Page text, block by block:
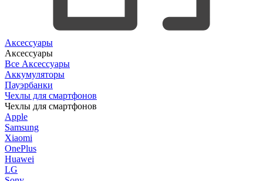
Аксессуары
Аксессуары
Все Аксессуары
Аккумуляторы
Пауэрбанки
Чехлы для смартфонов
Чехлы для смартфонов
Apple
Samsung
Xiaomi
OnePlus
Huawei
LG